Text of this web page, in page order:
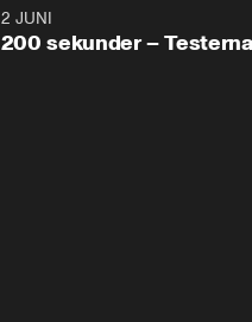
2 JUNI
200 sekunder – Testerna